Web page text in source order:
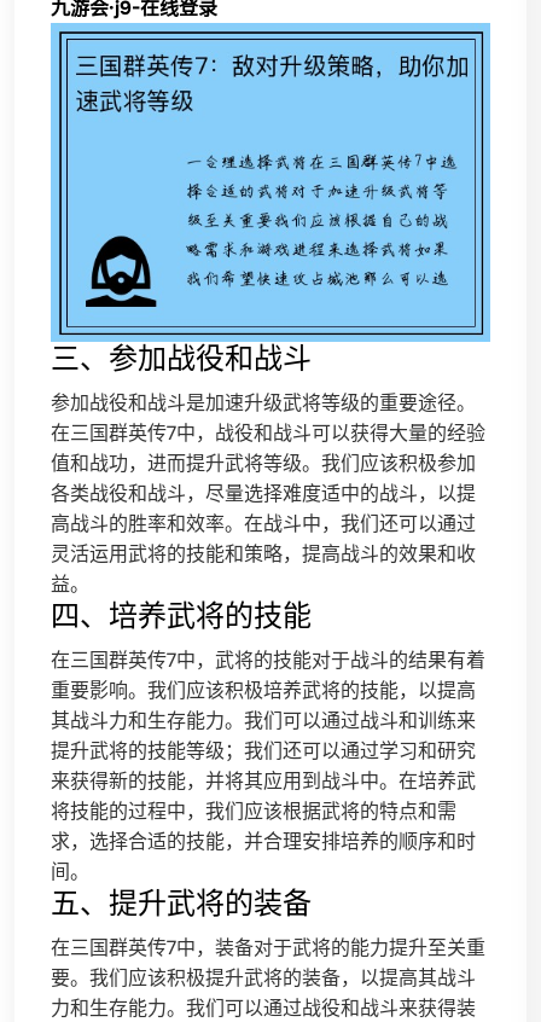
九游会·j9-在线登录
三、参加战役和战斗
参加战役和战斗是加速升级武将等级的重要途径。
在三国群英传7中，战役和战斗可以获得大量的经验
值和战功，进而提升武将等级。我们应该积极参加
各类战役和战斗，尽量选择难度适中的战斗，以提
高战斗的胜率和效率。在战斗中，我们还可以通过
灵活运用武将的技能和策略，提高战斗的效果和收
益。
四、培养武将的技能
在三国群英传7中，武将的技能对于战斗的结果有着
重要影响。我们应该积极培养武将的技能，以提高
其战斗力和生存能力。我们可以通过战斗和训练来
提升武将的技能等级；我们还可以通过学习和研究
来获得新的技能，并将其应用到战斗中。在培养武
将技能的过程中，我们应该根据武将的特点和需
求，选择合适的技能，并合理安排培养的顺序和时
间。
五、提升武将的装备
在三国群英传7中，装备对于武将的能力提升至关重
要。我们应该积极提升武将的装备，以提高其战斗
力和生存能力。我们可以通过战役和战斗来获得装